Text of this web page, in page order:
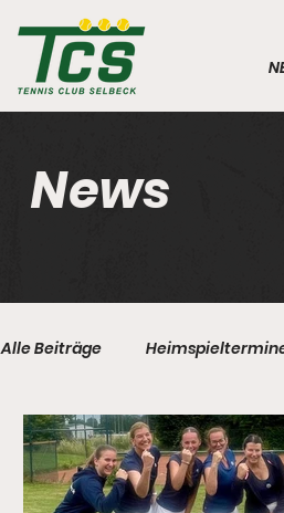
News
Alle Beiträge